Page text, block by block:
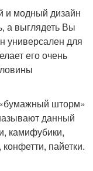
и модный дизайн
а выглядеть Вы
универсален для
его очень
шторм»
данный
камифубики,
пайетки.